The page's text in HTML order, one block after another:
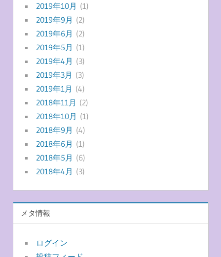
2019年10月 (1)
2019年9月 (2)
2019年6月 (2)
2019年5月 (1)
2019年4月 (3)
2019年3月 (3)
2019年1月 (4)
2018年11月 (2)
2018年10月 (1)
2018年9月 (4)
2018年6月 (1)
2018年5月 (6)
2018年4月 (3)
メタ情報
ログイン